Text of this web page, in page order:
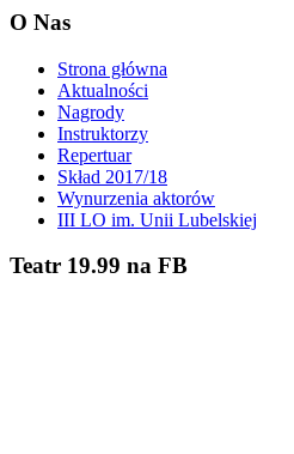
O Nas
Strona główna
Aktualności
Nagrody
Instruktorzy
Repertuar
Skład 2017/18
Wynurzenia aktorów
III LO im. Unii Lubelskiej
Teatr 19.99 na FB